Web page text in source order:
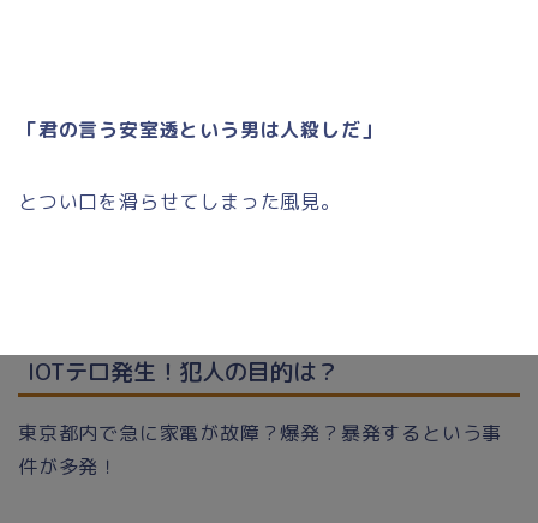
「君の言う安室透という男は人殺しだ」
とつい口を滑らせてしまった風見。
IOTテロ発生！犯人の目的は？
東京都内で急に家電が故障？爆発？暴発するという事
件が多発！